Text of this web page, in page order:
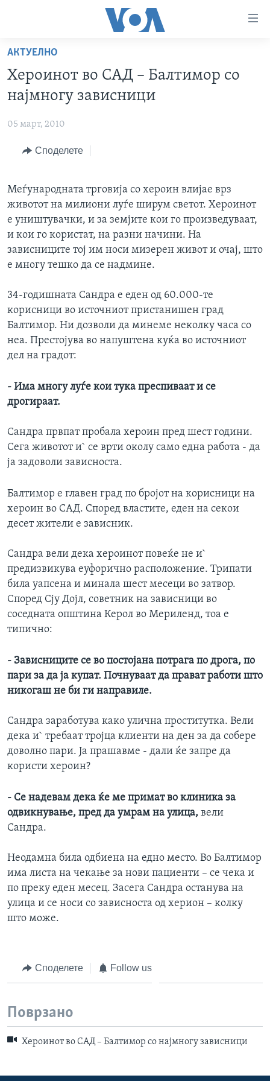
пристапност
Премини
на
главната
Премини
навигација
Пребарувај
РУБРИКИ
МАКЕДОНИЈА
СВЕТ
ПОЛИТИКА
ЗДРАВЈЕ
НАУКА
ФОТОГАЛЕРИИ
ДОКУМЕНТАРЦИ
АРХИВИРАНА ПРОГРАМА
ВЕСТИ ОД САД ВО МИНУТА - АРХИВА
ИЗБОРИ ВО САД 2020 - АРХИВА
Learning English
НАКУСО...
Јазици
АКТУЕЛНО
Хероинот во САД – Балтимор со
најмногу зависници
05 март, 2010
Споделете
Меѓународната трговија со хероин влијае врз
животот на милиони луѓе ширум светот. Хероинот
е уништувачки, и за земјите кои го произведуваат,
и кои го користат, на разни начини. На
зависниците тој им носи мизерен живот и очај, што
е многу тешко да се надмине.
34-годишната Сандра е еден од 60.000-те
корисници во источниот пристанишен град
Балтимор. Ни дозволи да минеме неколку часа со
неа. Престојува во напуштена куќа во источниот
дел на градот:
- Има многу луѓе кои тука преспиваат и се
дрогираат.
Сандра првпат пробала хероин пред шест години.
Сега животот и` се врти околу само една работа - да
ја задоволи зависноста.
Балтимор е главен град по бројот на корисници на
хероин во САД. Според властите, еден на секои
десет жители е зависник.
Сандра вели дека хероинот повеќе не и`
предизвикува еуфорично расположение. Трипати
била уапсена и минала шест месеци во затвор.
Според Сју Дојл, советник на зависници во
соседната општина Керол во Мериленд, тоа е
типично:
- Зависниците се во постојана потрага по дрога, по
пари за да ја купат. Почнуваат да прават работи што
никогаш не би ги направиле.
Сандра заработува како улична проститутка. Вели
дека и` требаат тројца клиенти на ден за да собере
доволно пари. Ја прашавме - дали ќе запре да
користи хероин?
- Се надевам дека ќе ме примат во клиника за
одвикнување, пред да умрам на улица, вели
Сандра.
Неодамна била одбиена на едно место. Во Балтимор
има листа на чекање за нови пациенти – се чека и
по преку еден месец. Засега Сандра останува на
улица и се носи со зависноста од херион – колку
што може.
Споделете Follow us
Поврзано
Хероинот во САД – Балтимор со најмногу зависници